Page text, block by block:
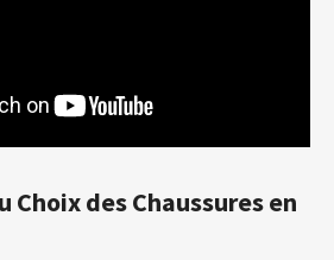
Choix des Chaussures en